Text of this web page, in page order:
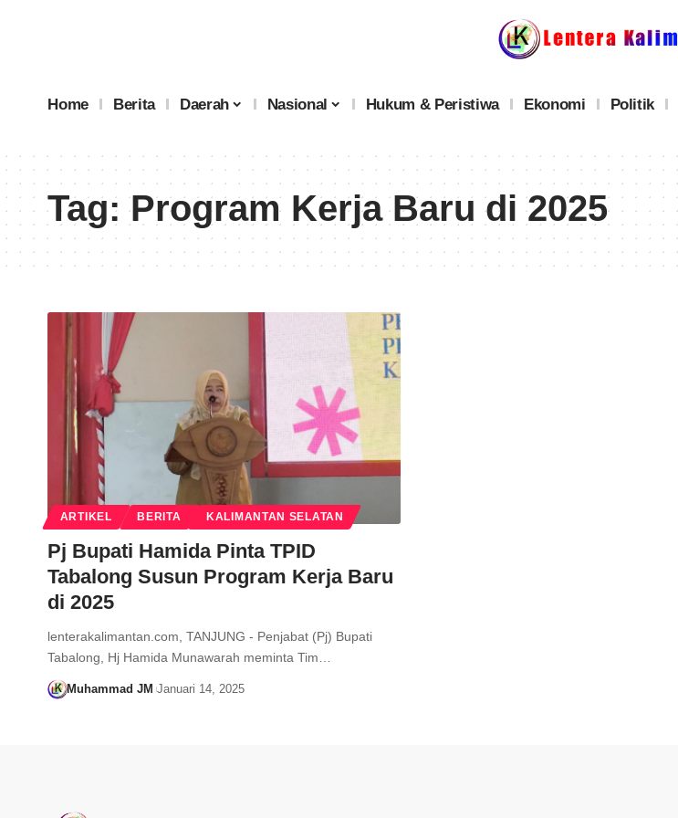
Home Berita Daerah Nasional Hukum & Peristiwa Ekonomi Politik
Tag:Program Kerja Baru di 2025
ARTIKEL BERITA KALIMANTAN SELATAN
Pj Bupati Hamida Pinta TPID
Tabalong Susun Program Kerja Baru
di 2025
lenterakalimantan.com, TANJUNG - Penjabat (Pj) Bupati
Tabalong, Hj Hamida Munawarah meminta Tim…
Muhammad JM Januari 14, 2025